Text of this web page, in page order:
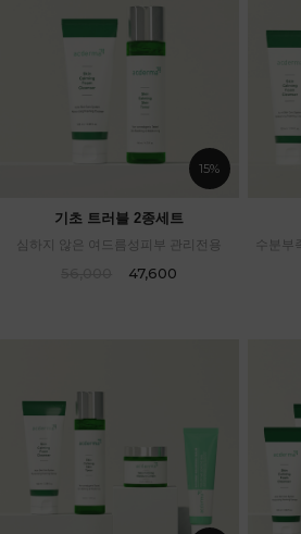
15%
기초 트러블 2종세트
심하지 않은 여드름성피부 관리전용
47,600
수분부